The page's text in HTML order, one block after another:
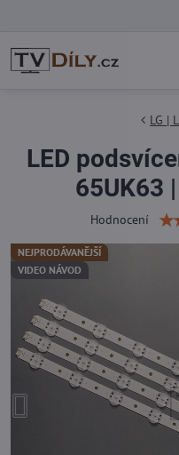
NEJPRODÁVANĚJŠÍ
VIDEO NÁVOD
LG |
LED
65UK63
Hodnocení